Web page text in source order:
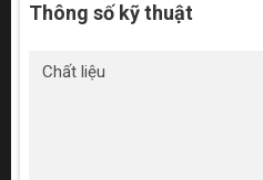
Thông số kỹ thuật
Chất liệu